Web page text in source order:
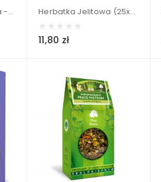
Herbatka Rokitnikowa - Dary Natury 100 g Herbatka Jelitowa (25x2g) BIO - Dary Natury 50 g
11,80 zł